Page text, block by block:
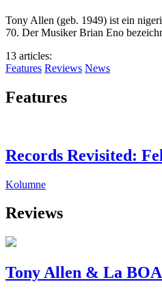
Tony Allen (geb. 1949) ist ein
70. Der Musiker Brian Eno
13 articles:
Features Reviews News
Features
Records Revisited:
Kolumne
Reviews
Tony Allen & La BOA